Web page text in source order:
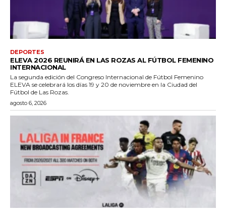
DEPORTES
ELEVA 2026 REUNIRÁ EN LAS ROZAS AL FÚTBOL FEMENINO
INTERNACIONAL
La segunda edición del Congreso Internacional de Fútbol Femenino
ELEVA se celebrará los días 19 y 20 de noviembre en la Ciudad del
Fútbol de Las Rozas.
agosto 6, 2026